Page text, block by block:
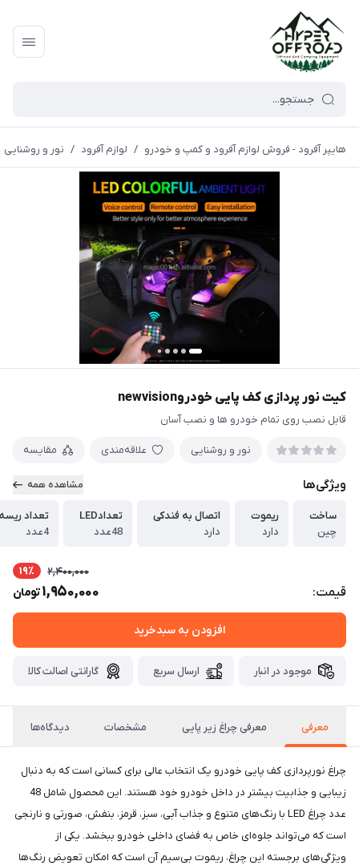
هایپر آفرود - فروش لوازم آفرود و کمپ و خودرو / لوازم آفرود / نور و روشنایی
کیت نور پردازی کف پایی خودروnewvision
قابل نصب روی تمام خودرو ها و نصب آسان
نور و روشنایی علاقه‌مندی مقایسه
ویژگی‌ها مشاهده همه
ساخت
چین
ریموت
دارد
اتصال به فندکی
دارد
تعدادLED
48عدد
تعداد
4عدد
قیمت:
2,400,000 19٪
1,950,000تومان
افزودن به سبدخرید
موجود در انبار ارسال سریع گارانتی اصالت کالا
معرفی معرفی چراغ زیر پایی مشخصات دیدگاه‌ها
چراغ نورپردازی کف پایی خودرو یک انتخاب عالی برای کسانی است که به دنبال
زیبایی و جذابیت بیشتر در داخل خودرو خود هستند. این محصول شامل 48
عدد چراغ LED با رنگ‌های متنوع و جذاب آبی، سبز، قرمز، بنفش، صورتی و نارنجی
است که می‌تواند جلوه‌ای خاص به فضای داخلی خودرو ببخشد. یکی از
ویژگی‌های برجسته این چراغ، ریموت بی‌سیم آن است که امکان تعویض رنگ‌ها